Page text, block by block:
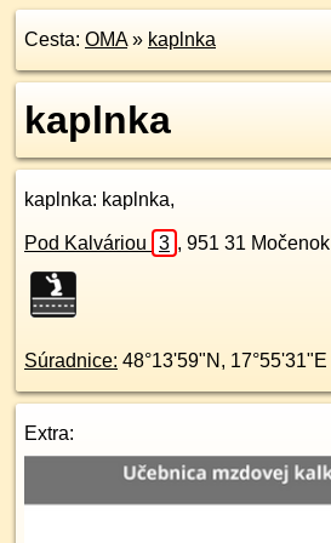
Cesta: OMA» kaplnka
kaplnka
kaplnka: kaplnka,
Pod Kalváriou 3 , 951 31 Močenok
Súradnice: 48°13'59"N , 17°55'31"E
Extra: